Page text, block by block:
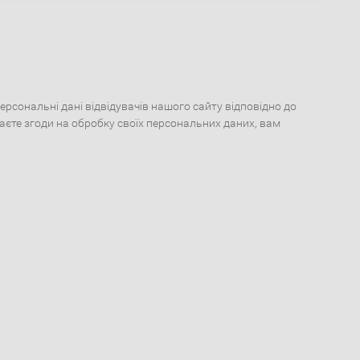
дані відвідувачів нашого сайту відповідно до
згоди на обробку своїх персональних даних, вам